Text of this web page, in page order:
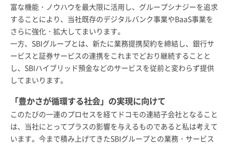
富な機能・ノウハウを最大限に活用し、グループシナジーを追求
することにより、当社既存のデジタルバンク事業やBaaS事業を
さらに強化・拡大してまいります。
一方、SBIグループとは、新たに業務提携契約を締結し、銀行サ
ービスと証券サービスの連携をこれまでどおり継続することと
し、SBIハイブリッド預金などのサービスを従前と変わらず提供
してまいります。
「豊かさが循環する社会」の実現に向けて
このたびの一連のプロセスを経てドコモの連結子会社となること
は、当社にとってプラスの影響を与えるものであると私は考えて
います。今まで積み上げてきたSBIグループとの業務・サービス